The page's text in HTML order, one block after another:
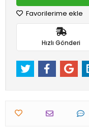
Favorilerime ekle
Hızlı Gönderi